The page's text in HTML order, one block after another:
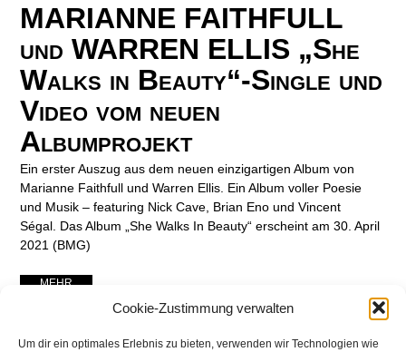
Cookie-Zustimmung verwalten
Um dir ein optimales Erlebnis zu bieten, verwenden wir Technologien wie
MARIANNE FAITHFULL
und WARREN ELLIS „She
Walks in Beauty“-Single und
Video vom neuen
Albumprojekt
Ein erster Auszug aus dem neuen einzigartigen Album von
Marianne Faithfull und Warren Ellis. Ein Album voller Poesie
und Musik – featuring Nick Cave, Brian Eno und Vincent
Ségal. Das Album „She Walks In Beauty“ erscheint am 30. April
2021 (BMG)
... MEHR ...